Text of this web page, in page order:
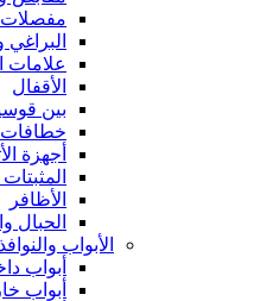
مفصلات
علامات
الأقفال
بين
خطافات
أجهزة
الأظافر
الحبال
الأبواب والنوافذ
أبواب
أبواب